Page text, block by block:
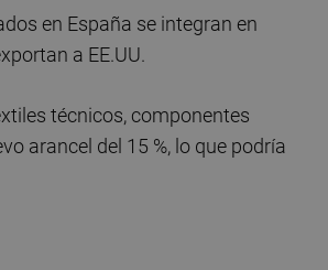
en España se integran en
a EE.UU.
técnicos, componentes
arancel del 15 %, lo que podría